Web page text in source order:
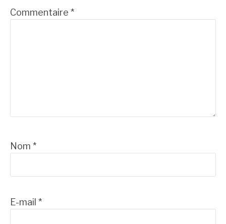
Commentaire *
Nom *
E-mail *